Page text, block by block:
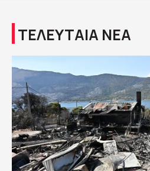
ΤΕΛΕΥΤΑΙΑ ΝΕΑ